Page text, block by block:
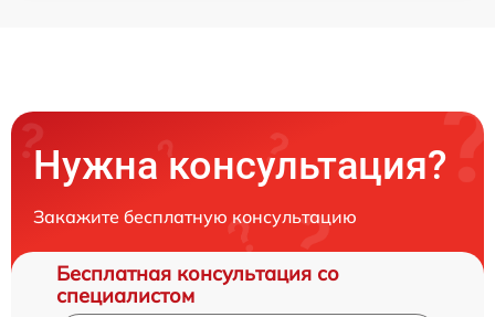
Нужна консультация?
Закажите бесплатную консультацию
Бесплатная консультация со
специалистом